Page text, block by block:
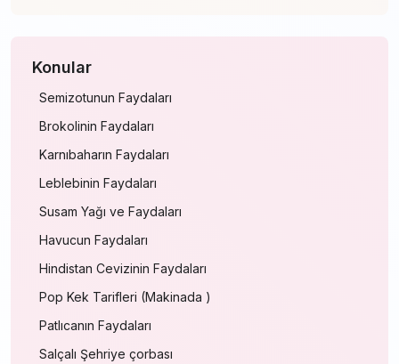
Konular
Semizotunun Faydaları
Brokolinin Faydaları
Karnıbaharın Faydaları
Leblebinin Faydaları
Susam Yağı ve Faydaları
Havucun Faydaları
Hindistan Cevizinin Faydaları
Pop Kek Tarifleri (Makinada )
Patlıcanın Faydaları
Salçalı Şehriye çorbası